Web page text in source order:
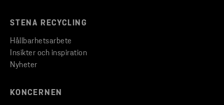
STENA RECYCLING
Hållbarhetsarbete
Insikter och inspiration
Nyheter
KONCERNEN